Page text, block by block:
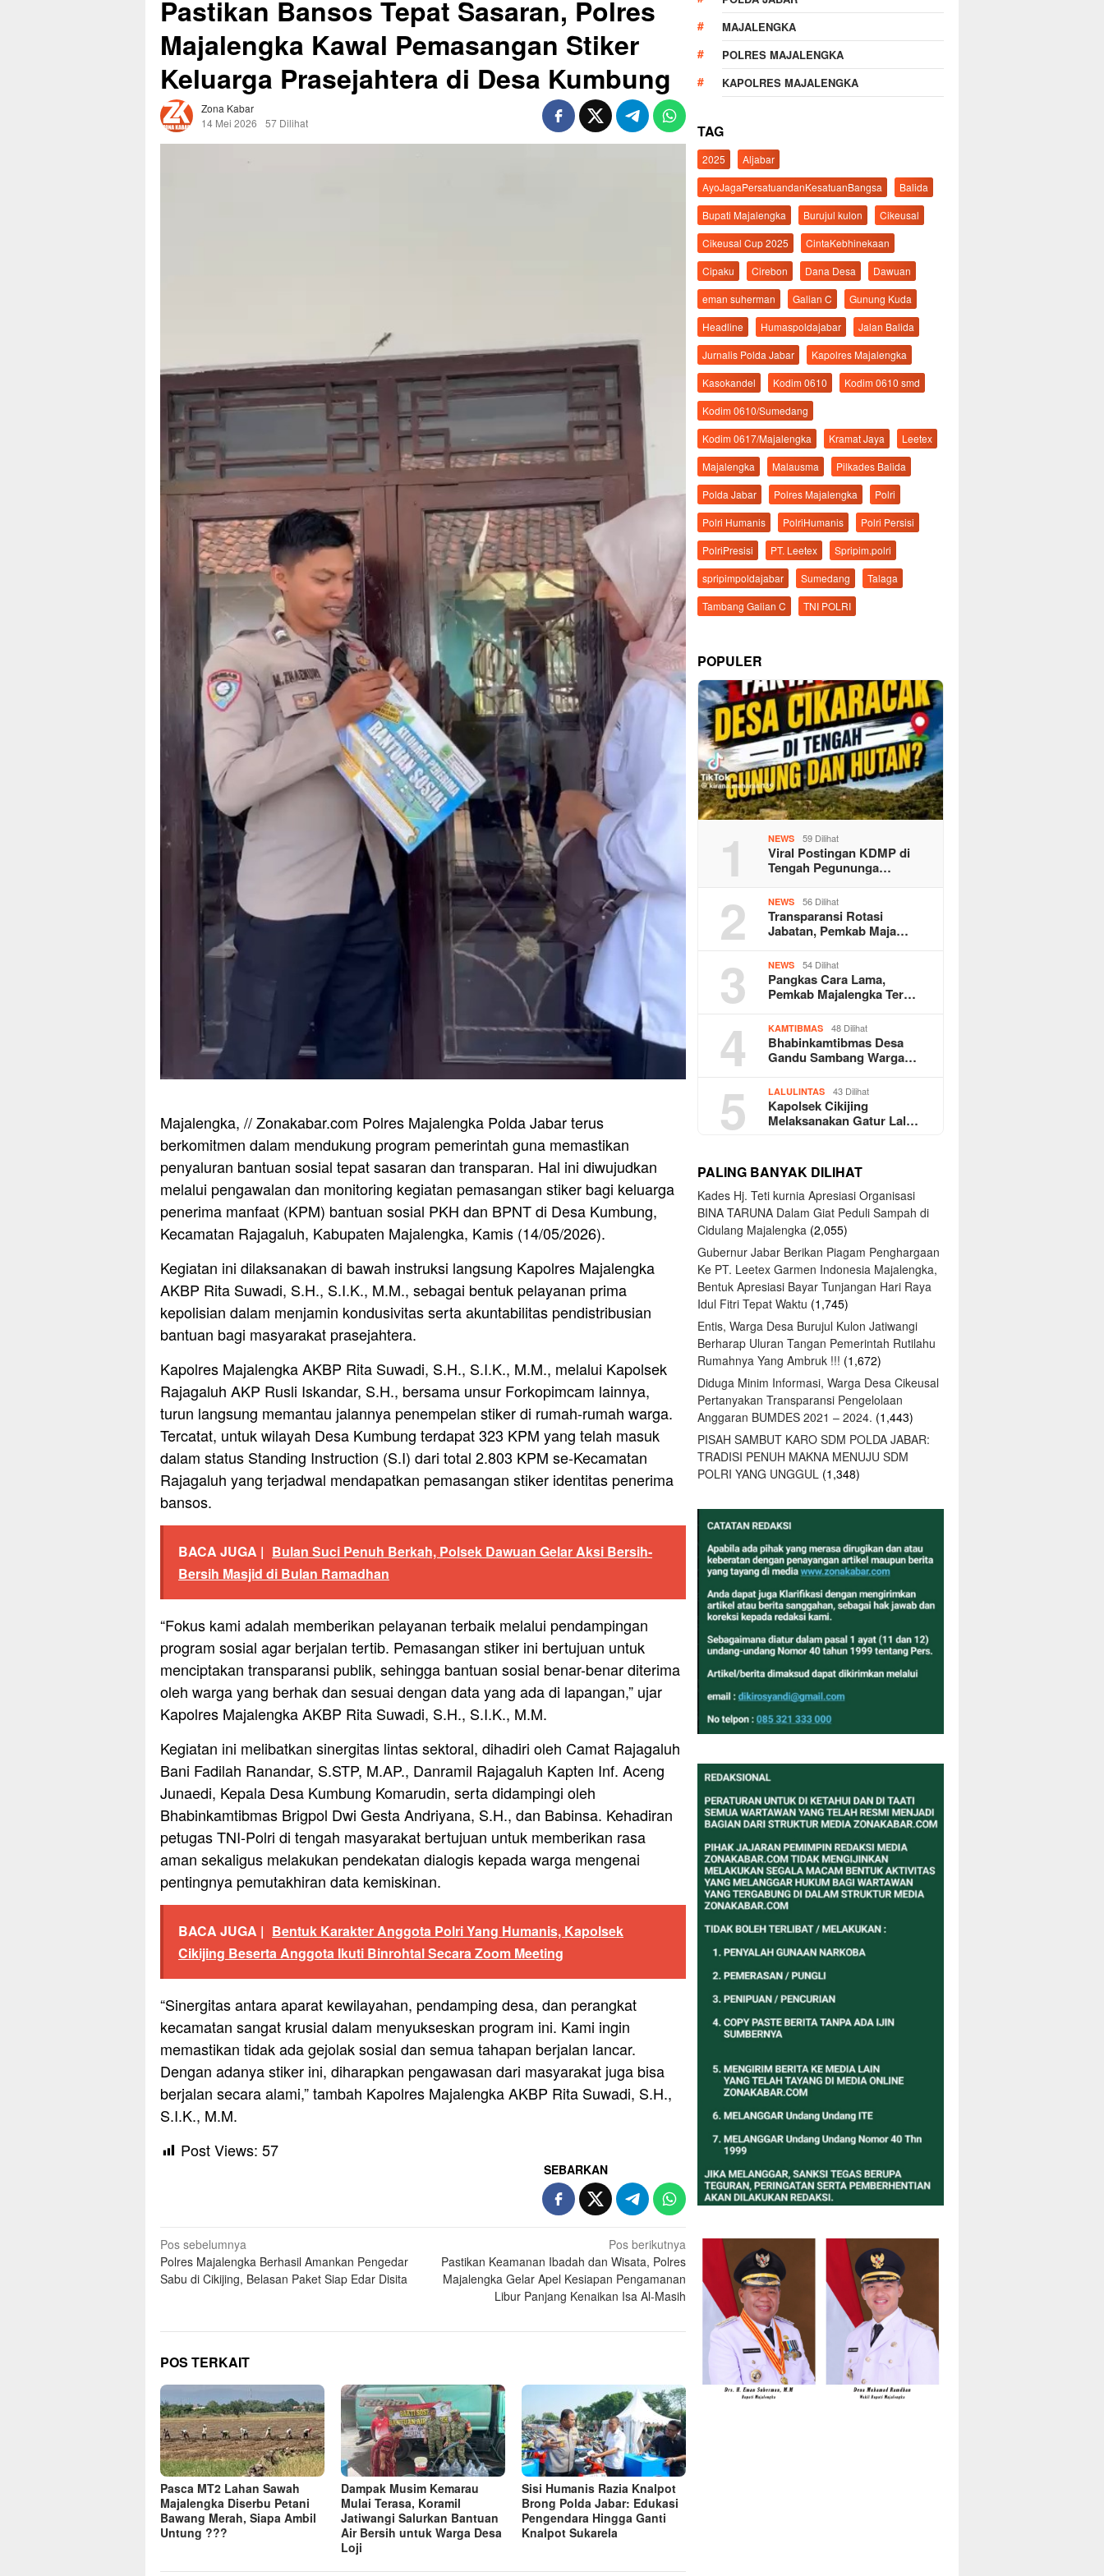
Pastikan Bansos Tepat Sasaran, Polres
Majalengka Kawal Pemasangan Stiker
Keluarga Prasejahtera di Desa Kumbung
Zona Kabar
14 Mei 2026
57 Dilihat
Majalengka, // Zonakabar.com Polres Majalengka Polda Jabar terus
berkomitmen dalam mendukung program pemerintah guna memastikan
penyaluran bantuan sosial tepat sasaran dan transparan. Hal ini diwujudkan
melalui pengawalan dan monitoring kegiatan pemasangan stiker bagi keluarga
penerima manfaat (KPM) bantuan sosial PKH dan BPNT di Desa Kumbung,
Kecamatan Rajagaluh, Kabupaten Majalengka, Kamis (14/05/2026).
Kegiatan ini dilaksanakan di bawah instruksi langsung Kapolres Majalengka
AKBP Rita Suwadi, S.H., S.I.K., M.M., sebagai bentuk pelayanan prima
kepolisian dalam menjamin kondusivitas serta akuntabilitas pendistribusian
bantuan bagi masyarakat prasejahtera.
Kapolres Majalengka AKBP Rita Suwadi, S.H., S.I.K., M.M., melalui Kapolsek
Rajagaluh AKP Rusli Iskandar, S.H., bersama unsur Forkopimcam lainnya,
turun langsung memantau jalannya penempelan stiker di rumah-rumah warga.
Tercatat, untuk wilayah Desa Kumbung terdapat 323 KPM yang telah masuk
dalam status Standing Instruction (S.I) dari total 2.803 KPM se-Kecamatan
Rajagaluh yang terjadwal mendapatkan pemasangan stiker identitas penerima
bansos.
BACA JUGA | Bulan Suci Penuh Berkah, Polsek Dawuan Gelar Aksi Bersih-
Bersih Masjid di Bulan Ramadhan
“Fokus kami adalah memberikan pelayanan terbaik melalui pendampingan
program sosial agar berjalan tertib. Pemasangan stiker ini bertujuan untuk
menciptakan transparansi publik, sehingga bantuan sosial benar-benar diterima
oleh warga yang berhak dan sesuai dengan data yang ada di lapangan,” ujar
Kapolres Majalengka AKBP Rita Suwadi, S.H., S.I.K., M.M.
Kegiatan ini melibatkan sinergitas lintas sektoral, dihadiri oleh Camat Rajagaluh
Bani Fadilah Ranandar, S.STP, M.AP., Danramil Rajagaluh Kapten Inf. Aceng
Junaedi, Kepala Desa Kumbung Komarudin, serta didampingi oleh
Bhabinkamtibmas Brigpol Dwi Gesta Andriyana, S.H., dan Babinsa. Kehadiran
petugas TNI-Polri di tengah masyarakat bertujuan untuk memberikan rasa
aman sekaligus melakukan pendekatan dialogis kepada warga mengenai
pentingnya pemutakhiran data kemiskinan.
BACA JUGA | Bentuk Karakter Anggota Polri Yang Humanis, Kapolsek
Cikijing Beserta Anggota Ikuti Binrohtal Secara Zoom Meeting
“Sinergitas antara aparat kewilayahan, pendamping desa, dan perangkat
kecamatan sangat krusial dalam menyukseskan program ini. Kami ingin
memastikan tidak ada gejolak sosial dan semua tahapan berjalan lancar.
Dengan adanya stiker ini, diharapkan pengawasan dari masyarakat juga bisa
berjalan secara alami,” tambah Kapolres Majalengka AKBP Rita Suwadi, S.H.,
S.I.K., M.M.
Post Views: 57
SEBARKAN
Navigasi
pos
Pos sebelumnya
Polres Majalengka Berhasil Amankan Pengedar
Sabu di Cikijing, Belasan Paket Siap Edar Disita
Pos berikutnya
Pastikan Keamanan Ibadah dan Wisata, Polres
Majalengka Gelar Apel Kesiapan Pengamanan
Libur Panjang Kenaikan Isa Al-Masih
POS TERKAIT
Pasca MT2 Lahan Sawah
Majalengka Diserbu Petani
Bawang Merah, Siapa Ambil
Untung ???
Dampak Musim Kemarau
Mulai Terasa, Koramil
Jatiwangi Salurkan Bantuan
Air Bersih untuk Warga Desa
Loji
Sisi Humanis Razia Knalpot
Brong Polda Jabar: Edukasi
Pengendara Hingga Ganti
Knalpot Sukarela
MAJALENGKA
POLRES MAJALENGKA
KAPOLRES MAJALENGKA
TAG
2025
Aljabar
AyoJagaPersatuandanKesatuanBangsa
Balida
Bupati Majalengka
Burujul kulon
Cikeusal
Cikeusal Cup 2025
CintaKebhinekaan
Cipaku
Cirebon Dana Desa
Dawuan
eman suherman
Galian C
Gunung Kuda
Headline
Humaspoldajabar
Jalan Balida
Jurnalis Polda Jabar
Kapolres Majalengka
Kasokandel
Kodim 0610
Kodim 0610 smd
Kodim 0610/Sumedang
Kodim 0617/Majalengka
Kramat Jaya
Leetex
Majalengka
Malausma
Pilkades Balida
Polda Jabar
Polres Majalengka
Polri
Polri Humanis
PolriHumanis
Polri Persisi
PolriPresisi
PT. Leetex
Spripim.polri
spripimpoldajabar
Sumedang
Talaga
Tambang Galian C
TNI POLRI
POPULER
1 NEWS 59 Dilihat
Viral Postingan KDMP di
Tengah Pegununga…
2 NEWS 56 Dilihat
Transparansi Rotasi
Jabatan, Pemkab Maja…
3 NEWS 54 Dilihat
Pangkas Cara Lama,
Pemkab Majalengka Ter…
4 KAMTIBMAS 48 Dilihat
Bhabinkamtibmas Desa
Gandu Sambang Warga…
5 LALULINTAS 43 Dilihat
Kapolsek Cikijing
Melaksanakan Gatur Lal…
PALING BANYAK DILIHAT
Kades Hj. Teti kurnia Apresiasi Organisasi
BINA TARUNA Dalam Giat Peduli Sampah di
Cidulang Majalengka (2,055)
Gubernur Jabar Berikan Piagam Penghargaan
Ke PT. Leetex Garmen Indonesia Majalengka,
Bentuk Apresiasi Bayar Tunjangan Hari Raya
Idul Fitri Tepat Waktu (1,745)
Entis, Warga Desa Burujul Kulon Jatiwangi
Berharap Uluran Tangan Pemerintah Rutilahu
Rumahnya Yang Ambruk !!! (1,672)
Diduga Minim Informasi, Warga Desa Cikeusal
Pertanyakan Transparansi Pengelolaan
Anggaran BUMDES 2021 – 2024. (1,443)
PISAH SAMBUT KARO SDM POLDA JABAR:
TRADISI PENUH MAKNA MENUJU SDM
POLRI YANG UNGGUL (1,348)